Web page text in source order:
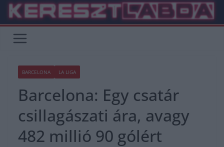
Skip
content
BARCELONA LA LIGA
Barcelona: Egy csatár
csillagászati ára, avagy
482 millió 90 gólért